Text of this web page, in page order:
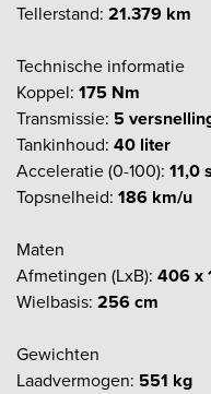
Tellerstand: 21.379 km
Technische informatie
Koppel: 175 Nm
Transmissie: 5
Tankinhoud: 40 liter
Acceleratie (0-100): 11,0 s
Topsnelheid: 186 km/u
Maten
Afmetingen (LxB): 406 x
Wielbasis: 256 cm
Gewichten
Laadvermogen: 551 kg